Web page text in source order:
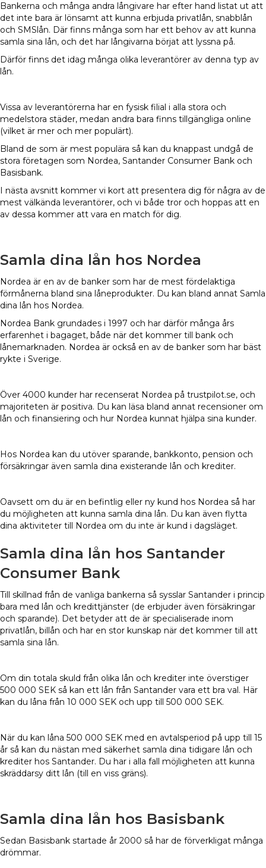
Bankerna och många andra långivare har efter hand listat ut att
det inte bara är lönsamt att kunna erbjuda privatlån, snabblån
och SMSlån. Där finns många som har ett behov av att kunna
samla sina lån, och det har långivarna börjat att lyssna på.
Därför finns det idag många olika leverantörer av denna typ av
lån.
Vissa av leverantörerna har en fysisk filial i alla stora och
medelstora städer, medan andra bara finns tillgängliga online
(vilket är mer och mer populärt).
Bland de som är mest populära så kan du knappast undgå de
stora företagen som Nordea, Santander Consumer Bank och
Basisbank.
I nästa avsnitt kommer vi kort att presentera dig för några av de
mest välkända leverantörer, och vi både tror och hoppas att en
av dessa kommer att vara en match för dig.
Samla dina lån hos Nordea
Nordea är en av de banker som har de mest fördelaktiga
förmånerna bland sina låneprodukter. Du kan bland annat Samla
dina lån hos Nordea.
Nordea Bank grundades i 1997 och har därför många års
erfarenhet i bagaget, både när det kommer till bank och
lånemarknaden. Nordea är också en av de banker som har bäst
rykte i Sverige.
Över 4000 kunder har recenserat Nordea på trustpilot.se, och
majoriteten är positiva. Du kan läsa bland annat recensioner om
lån och finansiering och hur Nordea kunnat hjälpa sina kunder.
Hos Nordea kan du utöver sparande, bankkonto, pension och
försäkringar även samla dina existerande lån och krediter.
Oavsett om du är en befintlig eller ny kund hos Nordea så har
du möjligheten att kunna samla dina lån. Du kan även flytta
dina aktiviteter till Nordea om du inte är kund i dagsläget.
Samla dina lån hos Santander
Consumer Bank
Till skillnad från de vanliga bankerna så sysslar Santander i princip
bara med lån och kredittjänster (de erbjuder även försäkringar
och sparande). Det betyder att de är specialiserade inom
privatlån, billån och har en stor kunskap när det kommer till att
samla sina lån.
Om din totala skuld från olika lån och krediter inte överstiger
500 000 SEK så kan ett lån från Santander vara ett bra val. Här
kan du låna från 10 000 SEK och upp till 500 000 SEK.
När du kan låna 500 000 SEK med en avtalsperiod på upp till 15
år så kan du nästan med säkerhet samla dina tidigare lån och
krediter hos Santander. Du har i alla fall möjligheten att kunna
skräddarsy ditt lån (till en viss gräns).
Samla dina lån hos Basisbank
Sedan Basisbank startade år 2000 så har de förverkligat många
drömmar.